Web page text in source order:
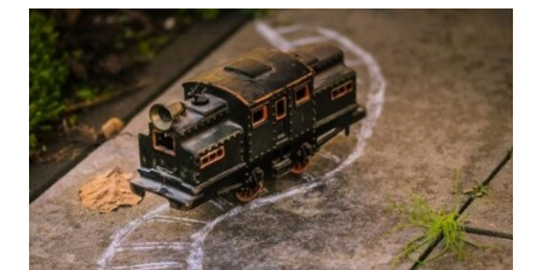
adatti
per
bambini
da
0
a
36
mesi